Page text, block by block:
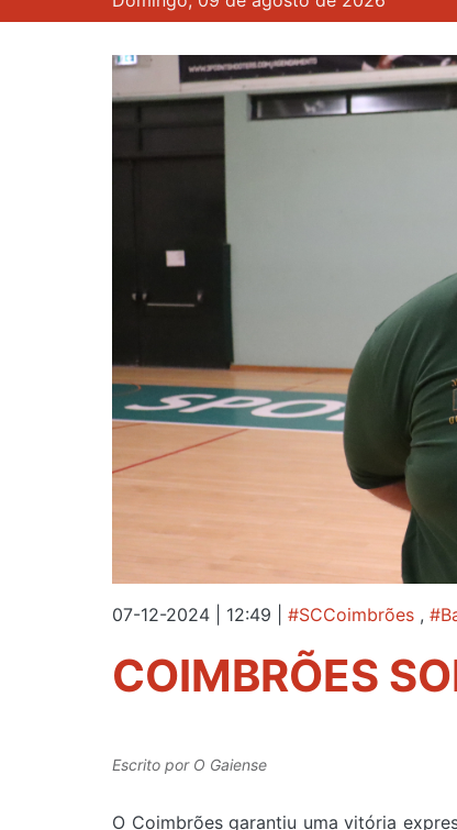
07-12-2024 | 12:49 #SCCoimbrões ,
COIMBRÕES
Escrito por O Gaiense
O Coimbrões garantiu uma vitória